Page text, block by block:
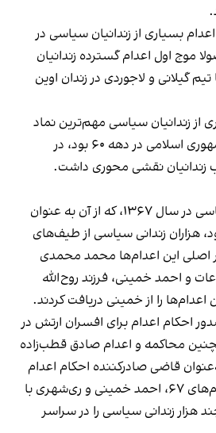
بسیاری از زندانیان سیاسی در
بود و اصولا موج اول اعدام گسترده زندانیان
در تابستان ۶۰ با تیم گیلانی و لاجوردی در زندان اوین
از زندانیان سیاسی مهم‌ترین نماد
خشونت در زندان‌های جمهوری اسلامی در دهه ۶۰ بود، در
نقشی محوری داشت.
موج سوم اعدام‌های سیاسی در سال ۱۳۶۷، که از آن به عنوان
هزاران زندانی سیاسی از طیف‌های
این اعدام‌ها محمد محمدی
و احمد خمینی، فرزند روح‌الله
را از خمینی دریافت کردند.
احکام اعدام برای افسران ارتش در
محاکمه و اعدام صادق قطب‌زاده
قاضی صادرکننده احکام اعدام
معرفی کرده بود. در اعدام‌های ۶۷، احمد خمینی و ری‌شهری با
زندانی سیاسی را در سراسر